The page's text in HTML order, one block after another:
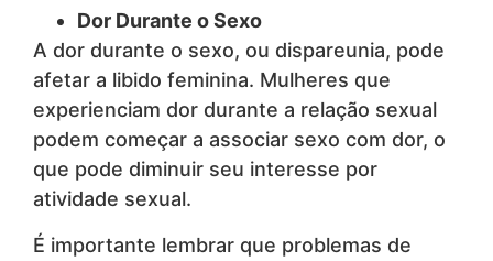
Dor Durante o Sexo
A dor durante o sexo, ou dispareunia, pode
afetar a libido feminina. Mulheres que
experienciam dor durante a relação sexual
podem começar a associar sexo com dor, o
que pode diminuir seu interesse por
atividade sexual.
É importante lembrar que problemas de